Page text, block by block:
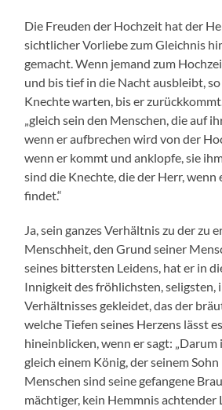
Die Freuden der Hochzeit hat der
sichtlicher Vorliebe zum Gleichnis
gemacht. Wenn jemand zum
und bis tief in die Nacht ausbleibt,
Knechte warten, bis er
„gleich sein den Menschen, die auf
wenn er aufbrechen wird von der
wenn er kommt und anklopfe, sie
sind die Knechte, die der Herr, wenn
findet.“
Ja, sein ganzes Verhältnis zu der zu
Menschheit, den Grund seiner
seines bittersten Leidens, hat er in
Innigkeit des fröhlichsten, seligsten,
Verhältnisses gekleidet, das der
welche Tiefen seines Herzens lässt
hineinblicken, wenn er sagt:
gleich einem König, der seinem
Menschen sind seine gefangene
mächtiger, kein Hemmnis achtender